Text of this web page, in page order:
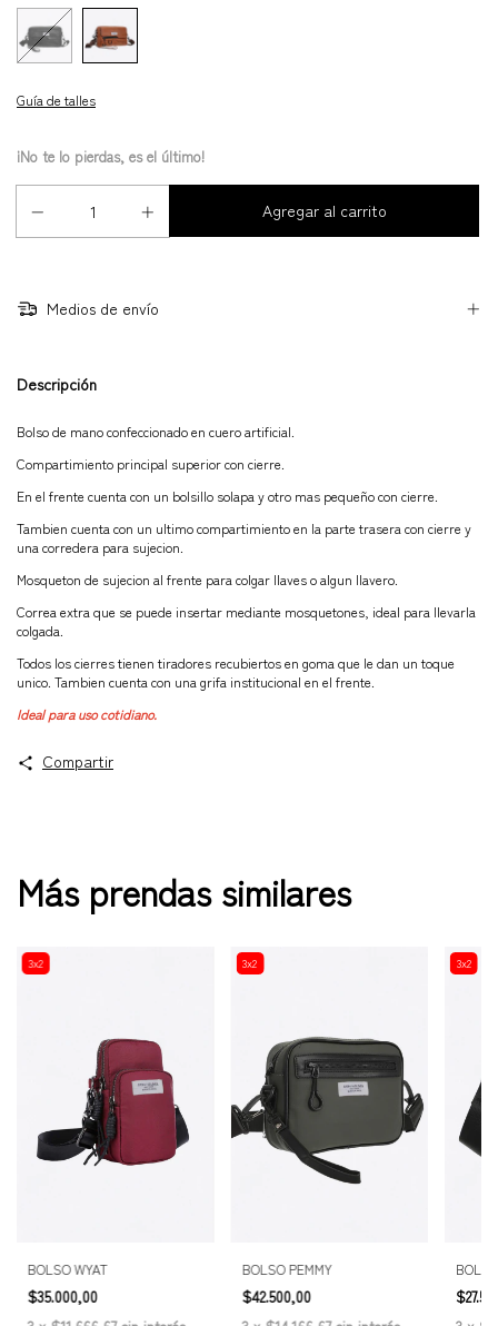
Guía de talles
¡No te lo pierdas, es el último!
Medios de envío
Descripción
Bolso de mano confeccionado en cuero artificial.
Compartimiento principal superior con cierre.
En el frente cuenta con un bolsillo solapa y otro mas pequeño con cierre.
Tambien cuenta con un ultimo compartimiento en la parte trasera con cierre y
una corredera para sujecion.
Mosqueton de sujecion al frente para colgar llaves o algun llavero.
Correa extra que se puede insertar mediante mosquetones, ideal para llevarla
colgada.
Todos los cierres tienen tiradores recubiertos en goma que le dan un toque
unico. Tambien cuenta con una grifa institucional en el frente.
Ideal para uso cotidiano.
Compartir
Más prendas similares
BOLSO WYAT
$35.000,00
3x2
BOLSO PEMMY
$42.500,00
3x2 3x2